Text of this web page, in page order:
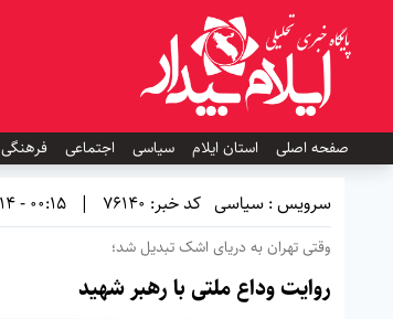
صفحه اصلی
استان ایلام سیاسی اجتماعی فرهنگی
سرویس : سیاسی کد خبر: 76140 |
00:15 - 1405/04/14
وقتی تهران به دریای اشک تبدیل شد؛
روایت وداع ملتی با رهبر شهید